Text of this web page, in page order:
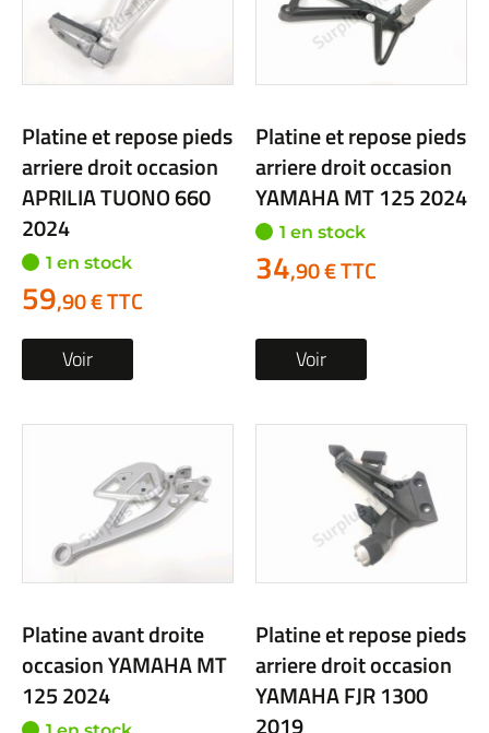
Platine et repose pieds
arriere droit occasion
APRILIA TUONO 660
2024
1 en stock
59,90 € TTC
Voir
Platine et repose pieds
arriere droit occasion
YAMAHA MT 125 2024
1 en stock
34,90 € TTC
Voir
Platine avant droite
occasion YAMAHA MT
125 2024
Platine et repose pieds
arriere droit occasion
YAMAHA FJR 1300
2019